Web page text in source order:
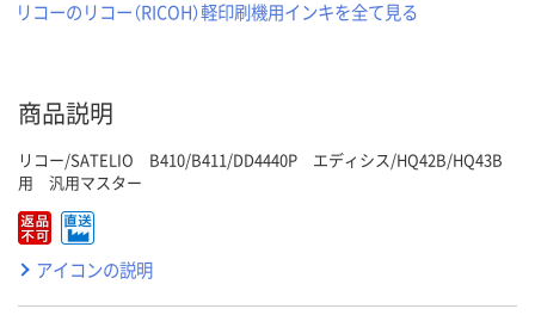
リコーのリコー（RICOH）軽印刷機用インキを全て見る
商品説明
リコー/SATELIO B410/B411/DD4440P エディシス/HQ42B/HQ43B
用 汎用マスター
アイコンの説明